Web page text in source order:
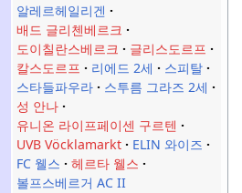
알레르헤일리겐
배드 글리첸베르크
도이칠란스베르크
글리스도르프
칼스도르프
리에드 2세
스피탈
스타들파우라
스투름 그라즈 2세
성 안나
유니온 라이프페이센 구르텐
UVB Vöcklamarkt
ELIN 와이즈
FC 웰스
헤르타 웰스
볼프스베르거 AC II